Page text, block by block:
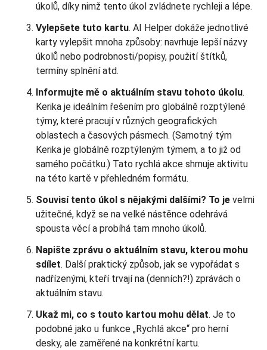
úkolů, díky nimž tento úkol zvládnete rychleji a lépe.
Vylepšete tuto kartu. AI Helper dokáže jednotlivé
karty vylepšit mnoha způsoby: navrhuje lepší názvy
úkolů nebo podrobnosti/popisy, použití štítků,
termíny splnění atd.
Informujte mě o aktuálním stavu tohoto úkolu.
Kerika je ideálním řešením pro globálně rozptýlené
týmy, které pracují v různých geografických
oblastech a časových pásmech. (Samotný tým
Kerika je globálně rozptýleným týmem, a to již od
samého počátku.) Tato rychlá akce shrnuje aktivitu
na této kartě v přehledném formátu.
Souvisí tento úkol s nějakými dalšími? To je velmi
užitečné, když se na velké nástěnce odehrává
spousta věcí a probíhá tam mnoho úkolů.
Napište zprávu o aktuálním stavu, kterou mohu
sdílet. Další praktický způsob, jak se vypořádat s
nadřízenými, kteří trvají na (denních?!) zprávách o
aktuálním stavu.
Ukaž mi, co s touto kartou mohu dělat. Je to
podobné jako u funkce „Rychlá akce“ pro herní
desky, ale zaměřené na konkrétní kartu.